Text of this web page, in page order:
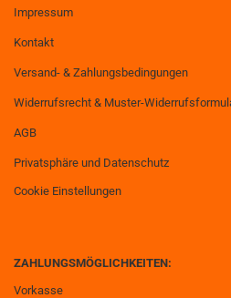
Impressum
Kontakt
Versand- & Zahlungsbedingungen
Widerrufsrecht & Muster-
AGB
Privatsphäre und Datenschutz
Cookie Einstellungen
ZAHLUNGSMÖGLICHKEITEN:
Vorkasse